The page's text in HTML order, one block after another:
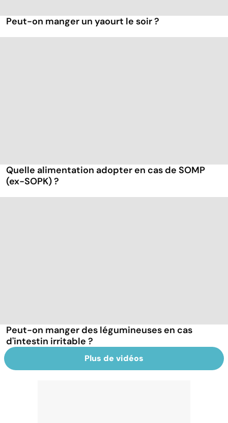
Peut-on manger un yaourt le soir ?
Quelle alimentation adopter en cas de SOMP
(ex-SOPK) ?
Peut-on manger des légumineuses en cas
d'intestin irritable ?
Plus de vidéos